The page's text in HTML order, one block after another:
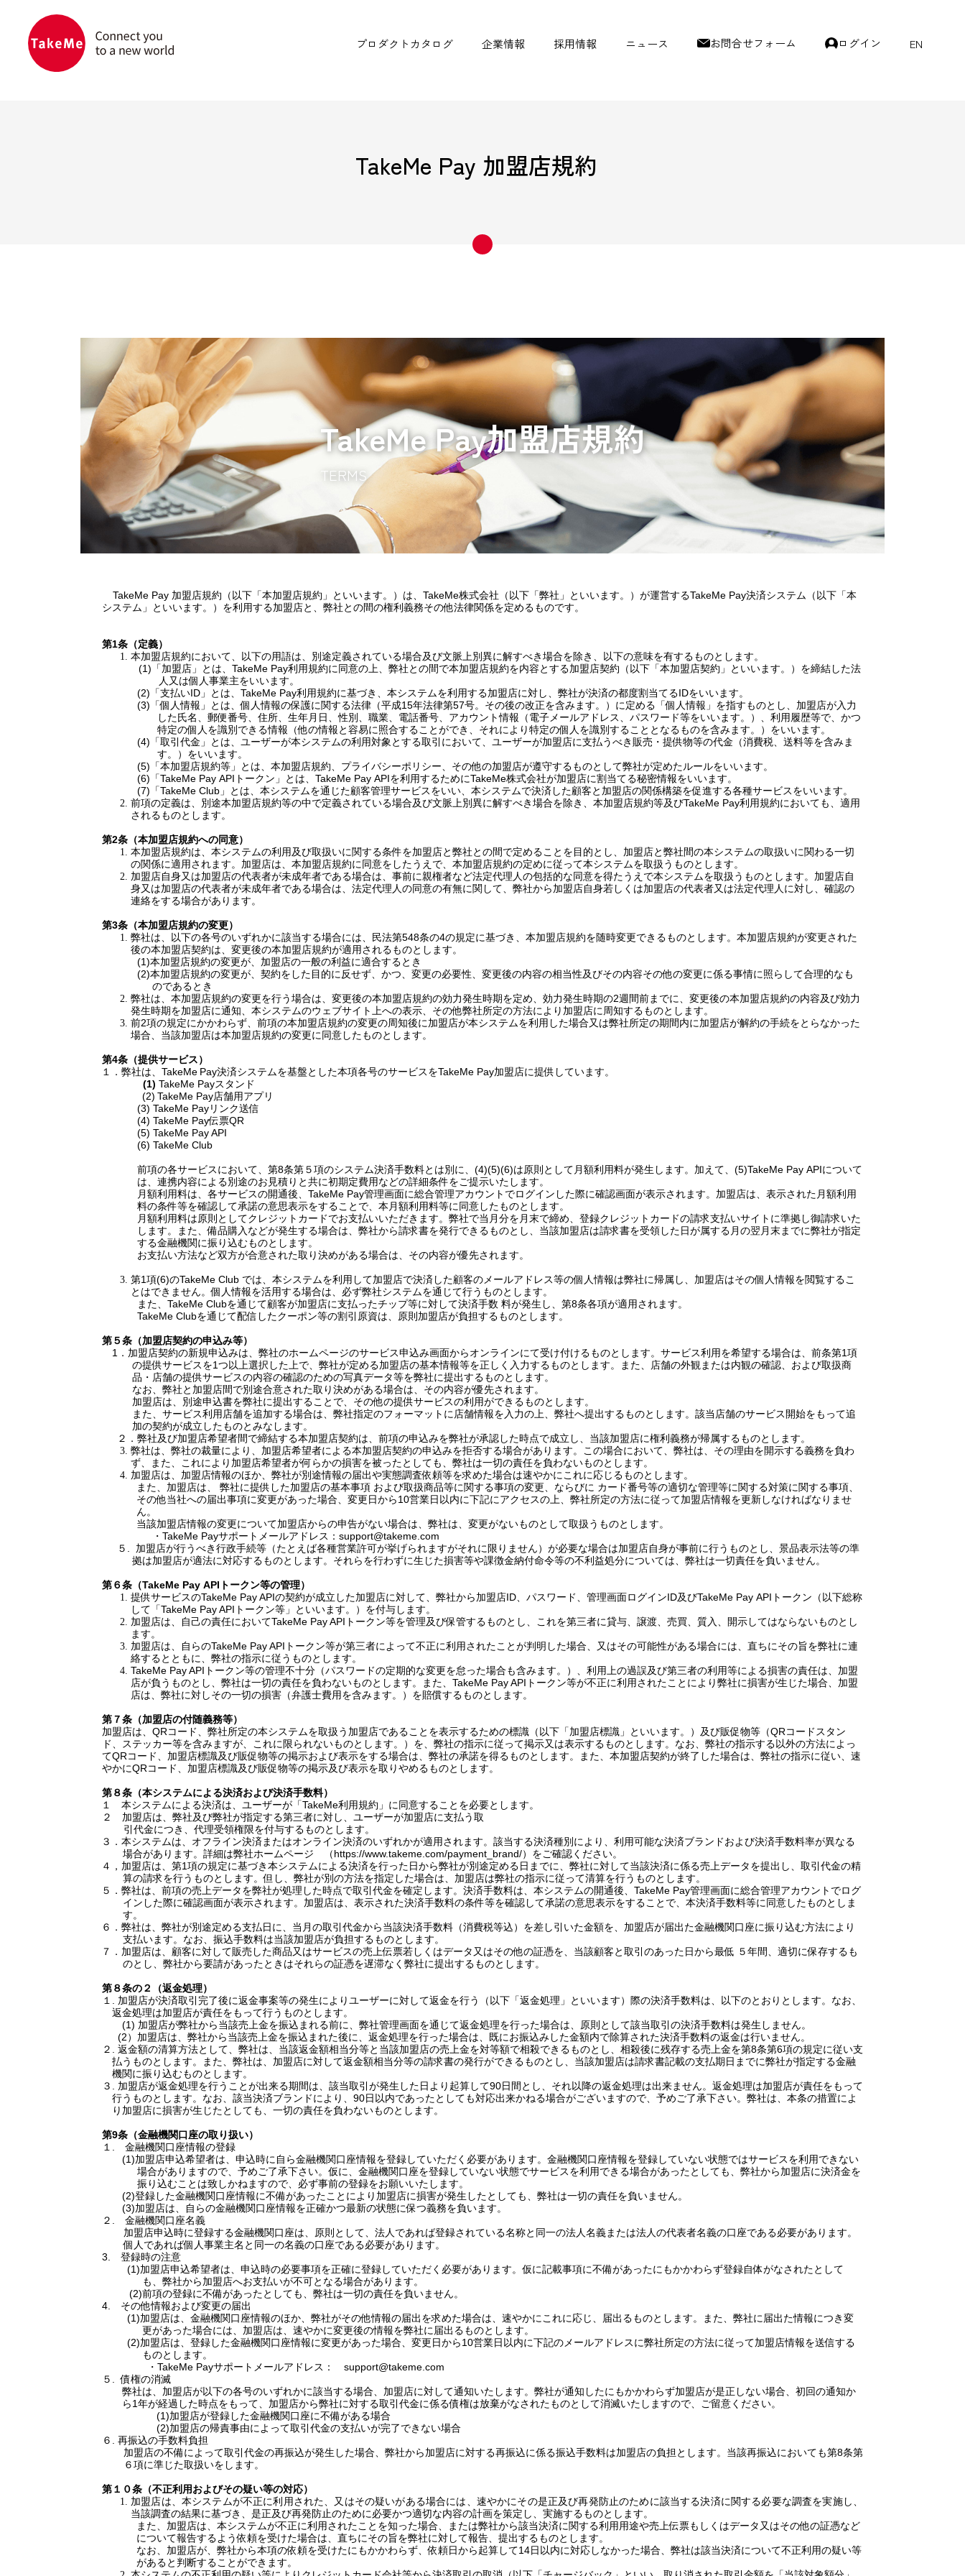
プロダクトカタログ 企業情報 採用情報 ニュース お問合せフォーム ログイン EN
TakeMe Pay 加盟店規約
TakeMe Pay加盟店規約
TakeMe Pay 加盟店規約（以下「本加盟店規約」といいます。）は、 TakeMe株式会社（以下「弊社」といいます。）が運営するTakeMe Pay決済システム（以下「本
システム」といいます。）を利用する加盟店と、弊社との間の権利義務その他法律関係を定めるものです。
第1条（定義）
本加盟店規約において、以下の用語は、別途定義されている場合及び文脈上別異に解すべき場合を除き、以下の意味を有するものとします。
(1) 「加盟店」とは、TakeMe Pay利用規約に同意の上、弊社との間で本加盟店規約を内容とする加盟店契約（以下「本加盟店契約」といいます。）を締結した法
人又は個人事業主をいいます。
(2) 「支払いID 」とは、 TakeMe Pay利用規約に基づき、本システムを利用する加盟店に対し、弊社が決済の都度割当てるIDをいいます。
(3) 「個人情報」とは、個人情報の保護に関する法律（平成15年法律第57号。その後の改正を含みます。）に定める「個人情報」を指すものとし、加盟店が入力
した氏名、郵便番号、住所、生年月日、性別、職業、電話番号、アカウント情報（電子メールアドレス、パスワード等をいいます。）、利用履歴等で、かつ
特定の個人を識別できる情報（他の情報と容易に照合することができ、それにより特定の個人を識別することとなるものを含みます。）をいいます。
(4) 「取引代金」とは、ユーザーが本システムの利用対象とする取引において、ユーザーが加盟店に支払うべき販売・提供物等の代金（消費税、送料等を含みま
す。）をいいます。
(5) 「本加盟店規約等」とは、本加盟店規約、プライバシーポリシー、その他の加盟店が遵守するものとして弊社が定めたルールをいいます。
(6) 「TakeMe Pay API トークン」とは、 TakeMe Pay APIを利用するためにTakeMe株式会社が加盟店に割当てる秘密情報をいいます。
(7) 「TakeMe Club 」とは、本システムを通じた顧客管理サービスをいい、本システムで決済した顧客と加盟店の関係構築を促進する各種サービスをいいます。
前項の定義は、別途本加盟店規約等の中で定義されている場合及び文脈上別異に解すべき場合を除き、本加盟店規約等及びTakeMe Pay利用規約においても、適用
されるものとします。
第2条（本加盟店規約への同意）
本加盟店規約は、本システムの利用及び取扱いに関する条件を加盟店と弊社との間で定めることを目的とし、加盟店と弊社間の本システムの取扱いに関わる一切
の関係に適用されます。加盟店は、本加盟店規約に同意をしたうえで、本加盟店規約の定めに従って本システムを取扱うものとします。
加盟店自身又は加盟店の代表者が未成年者である場合は、事前に親権者など法定代理人の包括的な同意を得たうえで本システムを取扱うものとします。加盟店自
身又は加盟店の代表者が未成年者である場合は、法定代理人の同意の有無に関して、弊社から加盟店自身若しくは加盟店の代表者又は法定代理人に対し、確認の
連絡をする場合があります。
第3条（本加盟店規約の変更）
弊社は、以下の各号のいずれかに該当する場合には、民法第548条の4の規定に基づき、本加盟店規約を随時変更できるものとします。本加盟店規約が変更された
後の本加盟店契約は、変更後の本加盟店規約が適用されるものとします。
(1)本加盟店規約の変更が、加盟店の一般の利益に適合するとき
(2)本加盟店規約の変更が、契約をした目的に反せず、かつ、変更の必要性、変更後の内容の相当性及びその内容その他の変更に係る事情に照らして合理的なも
のであるとき
弊社は、本加盟店規約の変更を行う場合は、変更後の本加盟店規約の効力発生時期を定め、効力発生時期の2週間前までに、変更後の本加盟店規約の内容及び効力
発生時期を加盟店に通知、本システムのウェブサイト上への表示、その他弊社所定の方法により加盟店に周知するものとします。
前2項の規定にかかわらず、前項の本加盟店規約の変更の周知後に加盟店が本システムを利用した場合又は弊社所定の期間内に加盟店が解約の手続をとらなかった
場合、当該加盟店は本加盟店規約の変更に同意したものとします。
第4条（提供サービス）
１． 弊社は、 TakeMe Pay決済システムを基盤とした本項各号のサービスをTakeMe Pay加盟店に提供しています。
(1)TakeMe Payスタンド
(2) TakeMe Pay店舗用アプリ
(3) TakeMe Payリンク送信
(4) TakeMe Pay伝票QR
(5) TakeMe Pay API
(6) TakeMe Club
前項の各サービスにおいて、第8条第５項のシステム決済手数料とは別に、 (4)(5)(6)は原則として月額利用料が発生します。加えて、 (5)TakeMe Pay APIについて
は、連携内容による別途のお見積りと共に初期定費用などの詳細条件をご提示いたします。
月額利用料は、各サービスの開通後、 TakeMe Pay管理画面に総合管理アカウントでログインした際に確認画面が表示されます。加盟店は、表示された月額利用
料の条件等を確認して承諾の意思表示をすることで、本月額利用料等に同意したものとします。
月額利用料は原則としてクレジットカードでお支払いいただきます。弊社で当月分を月末で締め、登録クレジットカードの請求支払いサイトに準拠し御請求いた
します。また、備品購入などが発生する場合は、弊社から請求書を発行できるものとし、当該加盟店は請求書を受領した日が属する月の翌月末までに弊社が指定
する金融機関に振り込むものとします。
お支払い方法など双方が合意された取り決めがある場合は、その内容が優先されます。
第1項(6)のTakeMe Club では、本システムを利用して加盟店で決済した顧客のメールアドレス等の個人情報は弊社に帰属し、加盟店はその個人情報を閲覧するこ
とはできません。個人情報を活用する場合は、必ず弊社システムを通じて行うものとします。
また、 TakeMe Clubを通じて顧客が加盟店に支払ったチップ等に対して決済手数 料が発生し、第8条各項が適用されます。
TakeMe Clubを通じて配信したクーポン等の割引原資は、原則加盟店が負担するものとします。
第５条（加盟店契約の申込み等）
1 ．加盟店契約の新規申込みは、弊社のホームページのサービス申込み画面からオンラインにて受け付けるものとします。サービス利用を希望する場合は、前条第1項
の提供サービスを1つ以上選択した上で、弊社が定める加盟店の基本情報等を正しく入力するものとします。また、店舗の外観または内観の確認、および取扱商
品・店舗の提供サービスの内容の確認のための写真データ等を弊社に提出するものとします。
なお、弊社と加盟店間で別途合意された取り決めがある場合は、その内容が優先されます。
加盟店は、別途申込書を弊社に提出することで、その他の提供サービスの利用ができるものとします。
また、サービス利用店舗を追加する場合は、弊社指定のフォーマットに店舗情報を入力の上、弊社へ提出するものとします。該当店舗のサービス開始をもって追
加の契約が成立したものとみなします。
２．弊社及び加盟店希望者間で締結する本加盟店契約は、前項の申込みを弊社が承認した時点で成立し、当該加盟店に権利義務が帰属するものとします。
弊社は、弊社の裁量により、加盟店希望者による本加盟店契約の申込みを拒否する場合があります。この場合において、弊社は、その理由を開示する義務を負わ
ず、また、これにより加盟店希望者が何らかの損害を被ったとしても、弊社は一切の責任を負わないものとします。
加盟店は、加盟店情報のほか、弊社が別途情報の届出や実態調査依頼等を求めた場合は速やかにこれに応じるものとします。
また、加盟店は、 弊社に提供した加盟店の基本事項 および取扱商品等に関する事項の変更、ならびに カード番号等の適切な管理等に関する対策に関する事項、
その他当社への届出事項に変更があった場合、変更日から10営業日以内に下記にアクセスの上、弊社所定の方法に従って加盟店情報を更新しなければなりませ
ん。
当該加盟店情報の変更について加盟店からの申告がない場合は、弊社は、変更がないものとして取扱うものとします。
・ TakeMe Payサポートメールアドレス： support@takeme.com
５
加盟店が行うべき行政手続等（たとえば各種営業許可が挙げられますがそれに限りません）が必要な場合は加盟店自身が事前に行うものとし、景品表示法等の準
拠は加盟店が適法に対応するものとします。それらを行わずに生じた損害等や課徴金納付命令等の不利益処分については、弊社は一切責任を負いません。
第６条（TakeMe Pay API トークン等の管理）
提供サービスのTakeMe Pay APIの契約が成立した加盟店に対して、弊社から加盟店ID 、パスワード、管理画面ログインID及びTakeMe Pay API トークン（以下総称
して「TakeMe Pay API トークン等」といいます。）を付与します。
加盟店は、自己の責任においてTakeMe Pay API トークン等を管理及び保管するものとし、これを第三者に貸与、譲渡、売買、質入、開示してはならないものとし
ます。
加盟店は、自らのTakeMe Pay API トークン等が第三者によって不正に利用されたことが判明した場合、又はその可能性がある場合には、直ちにその旨を弊社に連
絡するとともに、弊社の指示に従うものとします。
TakeMe Pay API トークン等の管理不十分（パスワードの定期的な変更を怠った場合も含みます。）、利用上の過誤及び第三者の利用等による損害の責任は、加盟
店が負うものとし、弊社は一切の責任を負わないものとします。また、 TakeMe Pay API トークン等が不正に利用されたことにより弊社に損害が生じた場合、加盟
店は、弊社に対しその一切の損害（弁護士費用を含みます。）を賠償するものとします。
第７条（加盟店の付随義務等）
加盟店は、 QRコード、弊社所定の本システムを取扱う加盟店であることを表示するための標識（以下「加盟店標識」といいます。）及び販促物等（QRコードスタン
ド、ステッカー等を含みますが、これに限られないものとします。）を、弊社の指示に従って掲示又は表示するものとします。なお、弊社の指示する以外の方法によっ
てQRコード、加盟店標識及び販促物等の掲示および表示をする場合は、弊社の承諾を得るものとします。また、本加盟店契約が終了した場合は、弊社の指示に従い、速
やかにQRコード、加盟店標識及び販促物等の掲示及び表示を取りやめるものとします。
第８条（本システムによる決済および決済手数料）
１
本システムによる決済は、ユーザーが「TakeMe利用規約」に同意することを必要とします。
２ 加盟店は、弊社及び弊社が指定する第三者に対し、ユーザーが加盟店に支払う取
引代金につき、代理受領権限を付与するものとします。
３．本システムは、オフライン決済またはオンライン決済のいずれかが適用されます。該当する決済種別により、利用可能な決済ブランドおよび決済手数料率が異なる
場合があります。詳細は弊社ホームページ （https://www.takeme.com/payment_brand/）をご確認ください。
４，加盟店は、第1項の規定に基づき本システムによる決済を行った日から弊社が別途定める日までに、弊社に対して当該決済に係る売上データを提出し、取引代金の精
算の請求を行うものとします。但し、弊社が別の方法を指定した場合は、加盟店は弊社の指示に従って清算を行うものとします。
５．弊社は、前項の売上データを弊社が処理した時点で取引代金を確定します。決済手数料は、本システムの開通後、 TakeMe Pay管理画面に総合管理アカウントでログ
インした際に確認画面が表示されます。加盟店は、表示された決済手数料の条件等を確認して承諾の意思表示をすることで、本決済手数料等に同意したものとしま
す。
６．弊社は、弊社が別途定める支払日に、当月の取引代金から当該決済手数料（消費税等込）を差し引いた金額を、加盟店が届出た金融機関口座に振り込む方法により
支払います。なお、振込手数料は当該加盟店が負担するものとします。
７．加盟店は、顧客に対して販売した商品又はサービスの売上伝票若しくはデータ又はその他の証憑を、当該顧客と取引のあった日から最低 ５年間、適切に保存するも
のとし、弊社から要請があったときはそれらの証憑を遅滞なく弊社に提出するものとします。
第８条の２（返金処理）
１
加盟店が決済取引完了後に返金事案等の発生によりユーザーに対して返金を行う（以下「返金処理」といいます）際の決済手数料は、以下のとおりとします。なお、
返金処理は加盟店が責任をもって行うものとします。
(1) 加盟店が弊社から当該売上金を振込まれる前に、弊社管理画面を通じて返金処理を行った場合は、原則として該当取引の決済手数料は発生しません。
(2）加盟店は、弊社から当該売上金を振込まれた後に、返金処理を行った場合は、既にお振込みした金額内で除算された決済手数料の返金は行いません。
２
返金額の清算方法として、弊社は、当該返金額相当分等と当該加盟店の売上金を対等額で相殺できるものとし、相殺後に残存する売上金を第8条第6項の規定に従い支
払うものとします。また、弊社は、加盟店に対して返金額相当分等の請求書の発行ができるものとし、当該加盟店は請求書記載の支払期日までに弊社が指定する金融
機関に振り込むものとします。
３
加盟店が返金処理を行うことが出来る期間は、該当取引が発生した日より起算して90日間とし、それ以降の返金処理は出来ません。返金処理は加盟店が責任をもって
行うものとします。なお、該当決済ブランドにより、 90日以内であったとしても対応出来かねる場合がございますので、予めご了承下さい。弊社は、本条の措置によ
り加盟店に損害が生じたとしても、一切の責任を負わないものとします。
第9条（金融機関口座の取り扱い）
１
金融機関口座情報の登録
(1)加盟店申込希望者は、申込時に自ら金融機関口座情報を登録していただく必要があります。金融機関口座情報を登録していない状態ではサービスを利用できない
場合がありますので、予めご了承下さい。仮に、金融機関口座を登録していない状態でサービスを利用できる場合があったとしても、弊社から加盟店に決済金を
振り込むことは致しかねますので、必ず事前の登録をお願いいたします。
(2)登録した金融機関口座情報に不備があったことにより加盟店に損害が発生したとしても、弊社は一切の責任を負いません。
(3)加盟店は、自らの金融機関口座情報を正確かつ最新の状態に保つ義務を負います。
２
金融機関口座名義
加盟店申込時に登録する金融機関口座は、原則として、法人であれば登録されている名称と同一の法人名義または法人の代表者名義の口座である必要があります。
個人であれば個人事業主名と同一の名義の口座である必要があります。
3.
登録時の注意
(1)加盟店申込希望者は、申込時の必要事項を正確に登録していただく必要があります。仮に記載事項に不備があったにもかかわらず登録自体がなされたとして
も、弊社から加盟店へお支払いが不可となる場合があります。
(2)前項の登録に不備があったとしても、弊社は一切の責任を負いません。
4.
その他情報および変更の届出
(1)加盟店は、金融機関口座情報のほか、弊社がその他情報の届出を求めた場合は、速やかにこれに応じ、届出るものとします。また、弊社に届出た情報につき変
更があった場合には、加盟店は、速やかに変更後の情報を弊社に届出るものとします。
(2)加盟店は、登録した金融機関口座情報に変更があった場合、変更日から10営業日以内に下記のメールアドレスに弊社所定の方法に従って加盟店情報を送信する
ものとします。
・ TakeMe Payサポートメールアドレス： support@takeme.com
５
.債権の消滅
弊社は、加盟店が以下の各号のいずれかに該当する場合、加盟店に対して通知いたします。弊社が通知したにもかかわらず加盟店が是正しない場合、初回の通知か
ら1年が経過した時点をもって、加盟店から弊社に対する取引代金に係る債権は放棄がなされたものとして消滅いたしますので、ご留意ください。
(1)加盟店が登録した金融機関口座に不備がある場合
(2)加盟店の帰責事由によって取引代金の支払いが完了できない場合
６
再振込の手数料負担
加盟店の不備によって取引代金の再振込が発生した場合、弊社から加盟店に対する再振込に係る振込手数料は加盟店の負担とします。当該再振込においても第8条第
６項に準じた取扱いをします。
第１０条（不正利用およびその疑い等の対応）
加盟店は、本システムが不正に利用された、又はその疑いがある場合には、速やかにその是正及び再発防止のために該当する決済に関する必要な調査を実施し、
当該調査の結果に基づき、是正及び再発防止のために必要かつ適切な内容の計画を策定し、実施するものとします。
また、加盟店は、本システムが不正に利用されたことを知った場合、または弊社から該当決済に関する利用用途や売上伝票もしくはデータ又はその他の証憑など
について報告するよう依頼を受けた場合は、直ちにその旨を弊社に対して報告、提出するものとします。
なお、加盟店が、弊社から本項の依頼を受けたにもかかわらず、依頼日から起算して14日以内に対応しなかった場合、弊社は該当決済について不正利用の疑い等
があると判断することができます。